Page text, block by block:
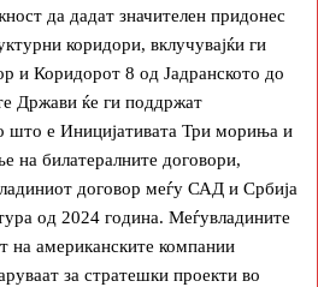
да дадат значителен придонес
коридори, вклучувајќи ги
и Коридорот 8 од Јадранското до
Држави ќе ги поддржат
што е Иницијативата Три мориња и
на билатералните договори,
договор меѓу САД и Србија
од 2024 година. Меѓувладините
на американските компании
за стратешки проекти во